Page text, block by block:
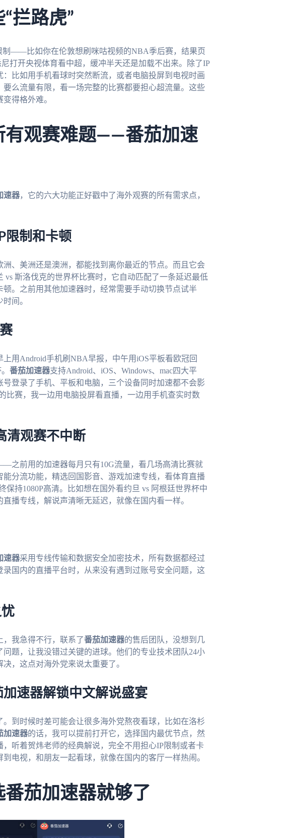
拦路虎”
制——比如你在伦敦想刷咪咕视频的NBA季后赛，结果页
打开央视体育看中超，缓冲半天还是加载不出来。除了IP
比如用手机看球时突然断流，或者电脑投屏到电视时画
么流量有限，看一场完整的比赛都要担心超流量。这些
得格外难。
有观赛难题——番茄加速
速器，它的六大功能正好戳中了海外观赛的所有需求点，
限制和卡顿
、美洲还是澳洲，都能找到离你最近的节点。而且它会
斯洛伐克的世界杯比赛时，它自动匹配了一条延迟最低
。之前用其他加速器时，经常需要手动切换节点试半
间。
用Android手机刷NBA早报，中午用iOS平板看欧冠回
番茄加速器支持Android、iOS、Windows、mac四大平
登录了手机、平板和电脑，三个设备同时加速都不会影
比赛，我一边用电脑投屏看直播，一边用手机查实时数
清观赛不中断
之前用的加速器每月只有10G流量，看几场高清比赛就
分流功能，精选回国影音、游戏加速专线，看体育直播
保持1080P高清。比如想在国外看约旦 vs 阿根廷世界杯中
播专线，解说声清晰无延迟，就像在国内看一样。
速器采用专线传输和数据安全加密技术，所有数据都经过
国内的直播平台时，从来没有遇到过账号安全问题，这
我急得不行，联系了番茄加速器的售后团队，没想到几
题，让我没错过关键的进球。他们的专业技术团队24小
，这点对海外党来说太重要了。
速器解锁中文解说盛宴
到时候时差可能会让很多海外党熬夜看球，比如在洛杉
加速器的话，我可以提前打开它，选择国内最优节点，然
听着贺炜老师的经典解说，完全不用担心IP限制或者卡
电视，和朋友一起看球，就像在国内的客厅一样热闹。
茄加速器就够了